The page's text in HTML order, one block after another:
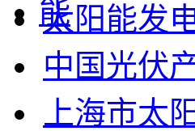
太阳能发
中国光伏
上海市太